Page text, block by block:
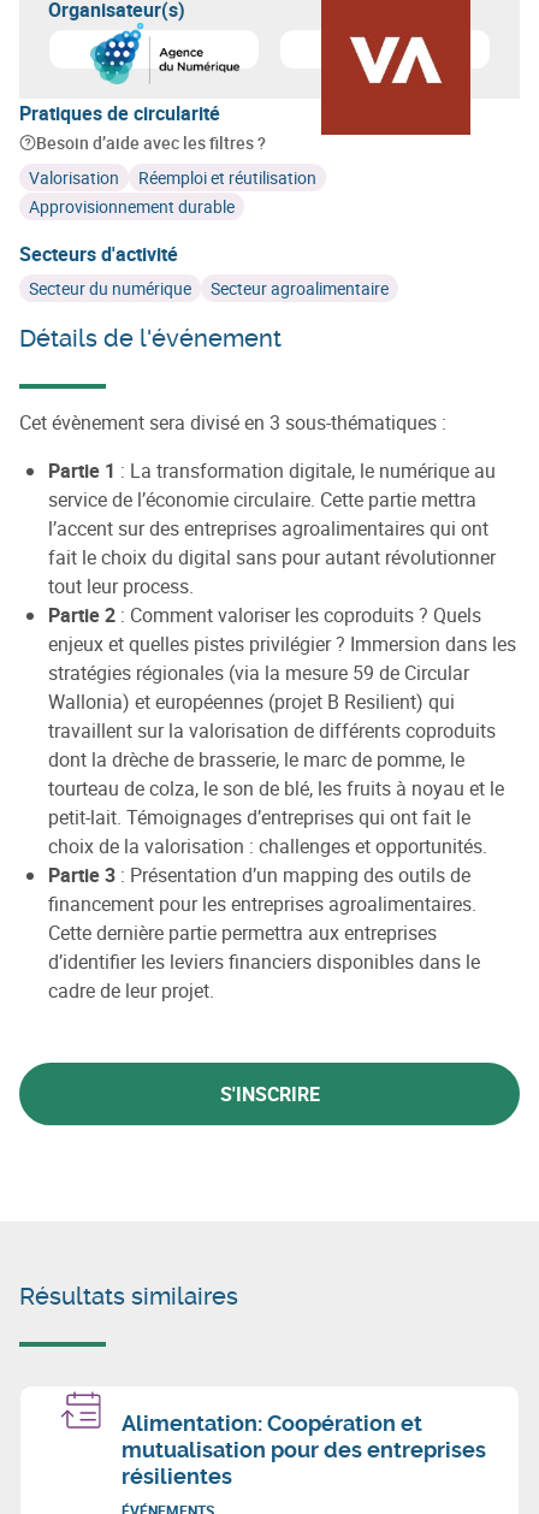
Organisateur(s)
En savoir plus surAgence du Numérique
En savoir plus sur
Pratiques de circularité
Besoin d’aide avec les filtres ?
Valorisation
Réemploi et réutilisation
Approvisionnement durable
Secteurs d'activité
Secteur du numérique Secteur agroalimentaire
Détails de l'événement
Cet évènement sera divisé en 3 sous-thématiques :
Partie 1 : La transformation digitale, le numérique au
service de l’économie circulaire. Cette partie mettra
l’accent sur des entreprises agroalimentaires qui ont
fait le choix du digital sans pour autant révolutionner
tout leur process.
Partie 2 : Comment valoriser les coproduits ? Quels
enjeux et quelles pistes privilégier ? Immersion dans les
stratégies régionales (via la mesure 59 de Circular
Wallonia) et européennes (projet B Resilient) qui
travaillent sur la valorisation de différents coproduits
dont la drèche de brasserie, le marc de pomme, le
tourteau de colza, le son de blé, les fruits à noyau et le
petit-lait. Témoignages d’entreprises qui ont fait le
choix de la valorisation : challenges et opportunités.
Partie 3 : Présentation d’un mapping des outils de
financement pour les entreprises agroalimentaires.
Cette dernière partie permettra aux entreprises
d’identifier les leviers financiers disponibles dans le
cadre de leur projet.
S'INSCRIRE
Résultats similaires
Alimentation: Coopération et
mutualisation pour des entreprises
résilientes